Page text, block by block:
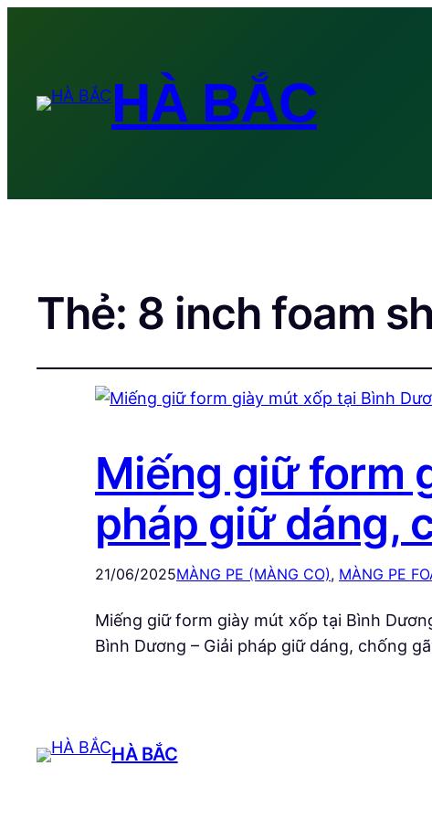
HÀ BẮC
Thẻ: 8 inch foam
Miếng giữ form
pháp giữ dáng,
21/06/2025MÀNG PE (MÀNG CO), MÀNG PE
Miếng giữ form giày mút xốp tại Bình
Bình Dương – Giải pháp giữ dáng, chống
HÀ BẮC